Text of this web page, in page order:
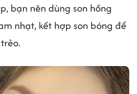
bạn nên dùng son hồng
nhạt, kết hợp son bóng để